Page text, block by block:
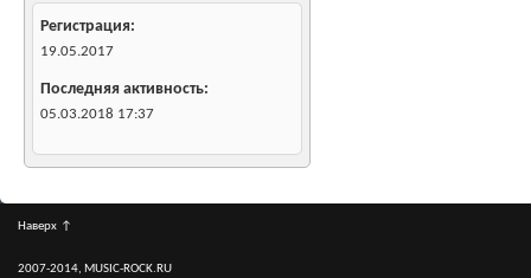
Регистрация
19.05.2017
Последняя активность
05.03.2018 17:37
Наверх ↑
2007-2014, MUSIC-ROCK.RU